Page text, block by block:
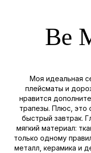
Be
Моя идеальная
плейсматы и
нравится
трапезы. Плюс, это
быстрый завтрак.
мягкий материал:
только одному
металл, керамика и